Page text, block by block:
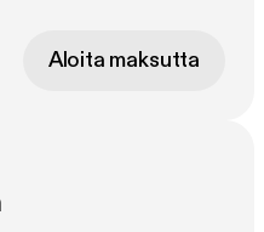
Aloita maksutta